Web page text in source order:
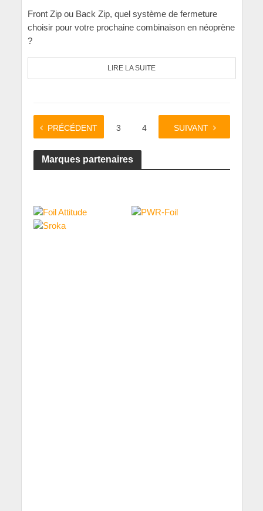
Front Zip ou Back Zip, quel système de fermeture
choisir pour votre prochaine combinaison en néoprène
?
LIRE LA SUITE
PRÉCÉDENT
1 … 3 4 6
SUIVANT
Marques partenaires